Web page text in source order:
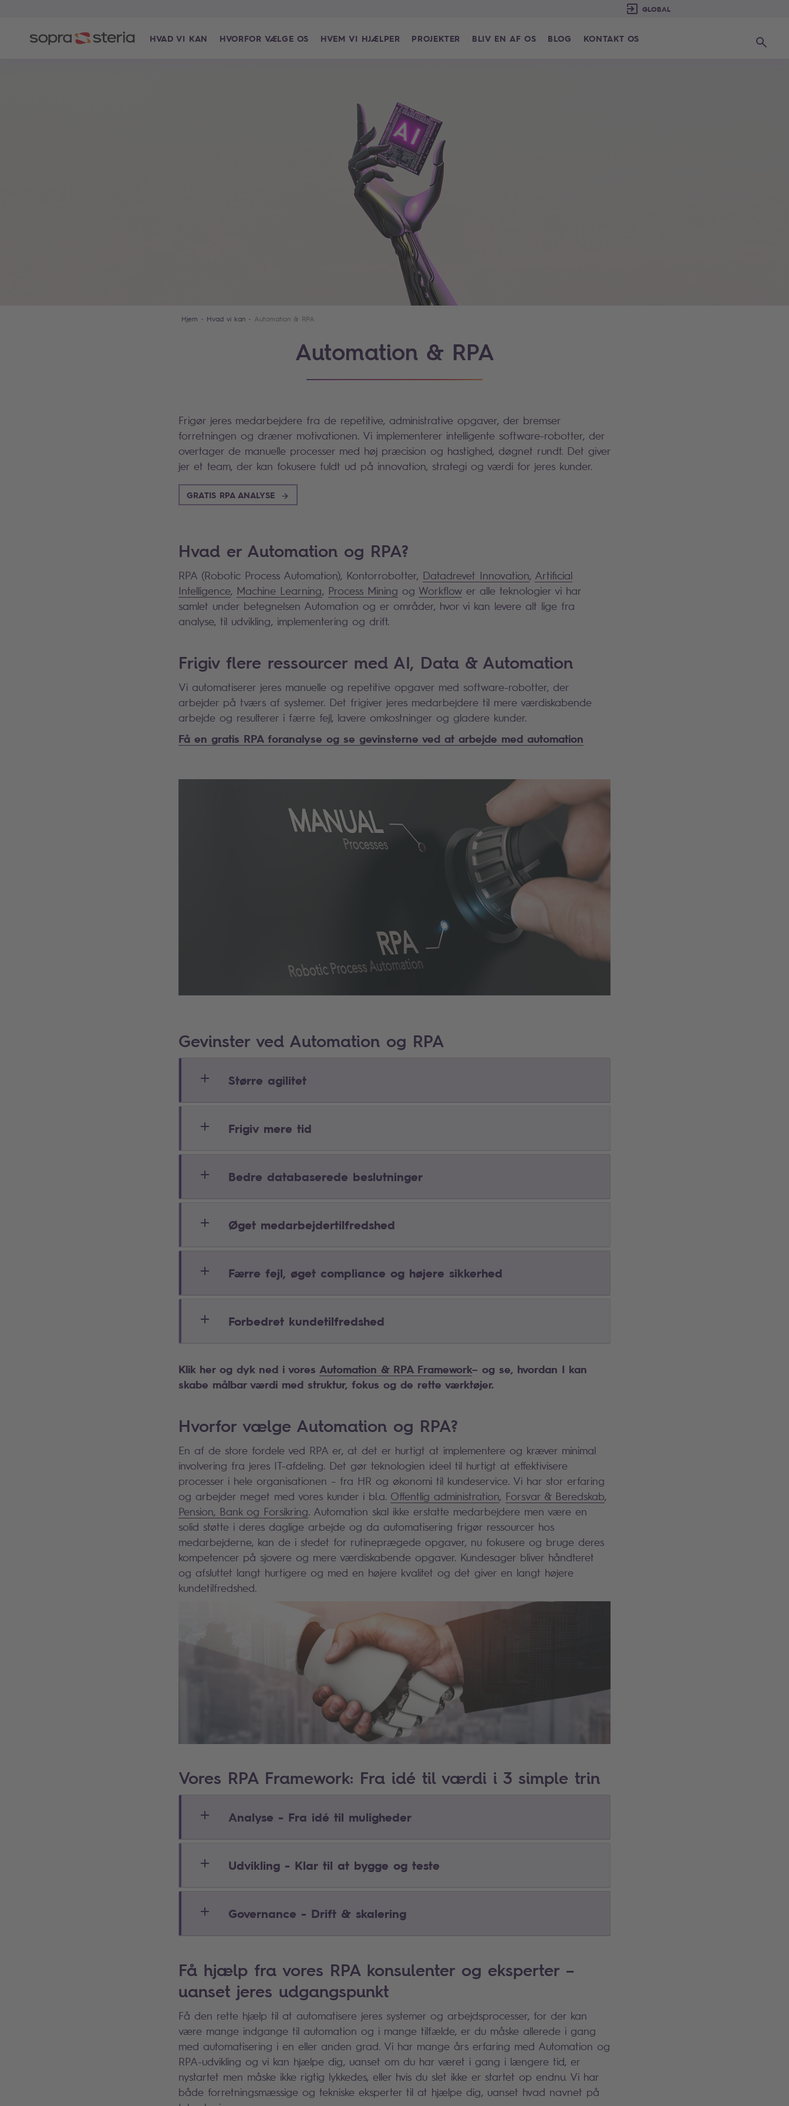
HVAD VI KAN HVORFOR VÆLGE OS HVEM VI HJÆLPER PROJEKTER BLIV EN AF OS BLOG KONTAKT OS Søg
Hjem Hvad vi kan Automation & RPA
Automation & RPA
Frigør jeres medarbejdere fra de repetitive, administrative opgaver, der bremser
forretningen og dræner motivationen. Vi implementerer intelligente software-robotter, der
overtager de manuelle processer med høj præcision og hastighed, døgnet rundt. Det giver
jer et team, der kan fokusere fuldt ud på innovation, strategi og værdi for jeres kunder.
GRATIS RPA ANALYSE
Hvad er Automation og RPA?
RPA (Robotic Process Automation), Kontorrobotter, Datadrevet Innovation, Artificial
Intelligence, Machine Learning, Process Mining og Workflow er alle teknologier vi har
samlet under betegnelsen Automation og er områder, hvor vi kan levere alt lige fra
analyse, til udvikling, implementering og drift.
Frigiv flere ressourcer med AI, Data & Automation
Vi automatiserer jeres manuelle og repetitive opgaver med software-robotter, der
arbejder på tværs af systemer. Det frigiver jeres medarbejdere til mere værdiskabende
arbejde og resulterer i færre fejl, lavere omkostninger og gladere kunder.
Få en gratis RPA foranalyse og se gevinsterne ved at arbejde med automation
Gevinster ved Automation og RPA
Større agilitet
Frigiv mere tid
Bedre databaserede beslutninger
Øget medarbejdertilfredshed
Færre fejl, øget compliance og højere sikkerhed
Forbedret kundetilfredshed
Klik her og dyk ned i vores Automation & RPA Framework– og se, hvordan I kan
skabe målbar værdi med struktur, fokus og de rette værktøjer.
Hvorfor vælge Automation og RPA?
En af de store fordele ved RPA er, at det er hurtigt at implementere og kræver minimal
involvering fra jeres IT-afdeling. Det gør teknologien ideel til hurtigt at effektivisere
processer i hele organisationen – fra HR og økonomi til kundeservice. Vi har stor erfaring
og arbejder meget med vores kunder i bl.a. Offentlig administration, Forsvar & Beredskab,
Pension, Bank og Forsikring. Automation skal ikke erstatte medarbejdere men være en
solid støtte i deres daglige arbejde og da automatisering frigør ressourcer hos
medarbejderne, kan de i stedet for rutineprægede opgaver, nu fokusere og bruge deres
kompetencer på sjovere og mere værdiskabende opgaver. Kundesager bliver håndteret
og afsluttet langt hurtigere og med en højere kvalitet og det giver en langt højere
kundetilfredshed.
Vores RPA Framework: Fra idé til værdi i 3 simple trin
Analyse - Fra idé til muligheder
Udvikling - Klar til at bygge og teste
Governance - Drift & skalering
Få hjælp fra vores RPA konsulenter og eksperter –
uanset jeres udgangspunkt
Få den rette hjælp til at automatisere jeres systemer og arbejdsprocesser, for der kan
være mange indgange til automation og i mange tilfælde, er du måske allerede i gang
med automatisering i en eller anden grad. Vi har mange års erfaring med Automation og
RPA-udvikling og vi kan hjælpe dig, uanset om du har været i gang i længere tid, er
nystartet men måske ikke rigtig lykkedes, eller hvis du slet ikke er startet op endnu. Vi har
både forretningsmæssige og tekniske eksperter til at hjælpe dig, uanset hvad navnet på